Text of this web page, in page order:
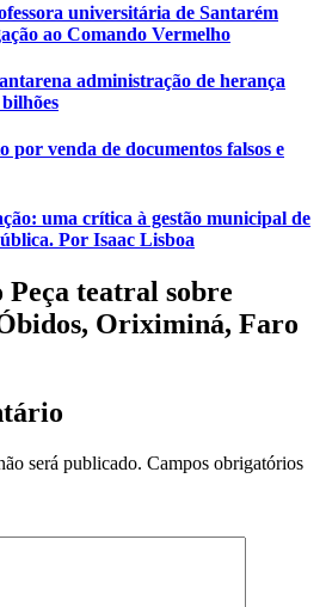
universitária de Santarém
ao Comando Vermelho
administração de herança
por venda de documentos falsos e
uma crítica à gestão municipal de
Por Isaac Lisboa
Peça teatral sobre
Oriximiná, Faro
será publicado. Campos obrigatórios